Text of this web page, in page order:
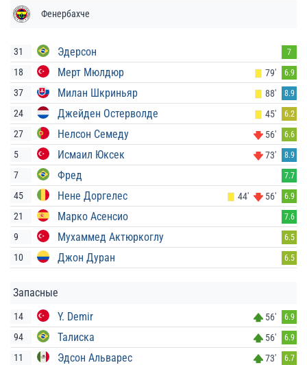
Фенербахче
31 Эдерсон 7
18 Мерт Мюлдюр 79' 6.9
37 Милан Шкриньяр 88' 8.9
24 Джейден Остерволде 45' 6.2
27 Нелсон Семеду 56' 6.6
5 Исмаил Юксек 73' 8.9
7 Фред 7.7
45 Нене Доргелес 44' 56' 6.9
21 Марко Асенсио 7.6
9 Мухаммед Актюркоглу 6.5
10 Джон Дуран 6.5
Запасные
14 Y. Demir 56' 6.9
94 Талиска 56' 6.9
11 Эдсон Альварес 73' 6.7